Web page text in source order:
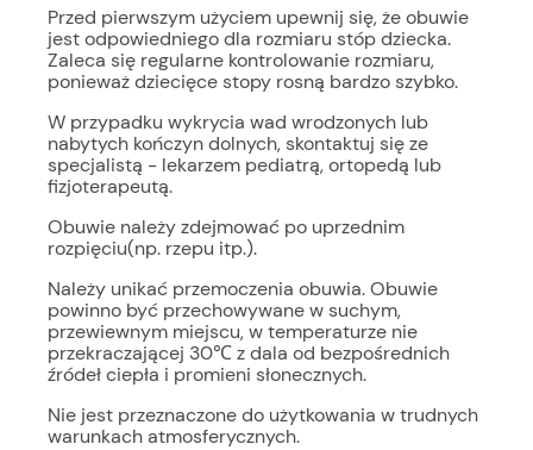
Przed pierwszym użyciem upewnij się, że obuwie
jest odpowiedniego dla rozmiaru stóp dziecka.
Zaleca się regularne kontrolowanie rozmiaru,
ponieważ dziecięce stopy rosną bardzo szybko.
W przypadku wykrycia wad wrodzonych lub
nabytych kończyn dolnych, skontaktuj się ze
specjalistą - lekarzem pediatrą, ortopedą lub
fizjoterapeutą.
Obuwie należy zdejmować po uprzednim
rozpięciu(np. rzepu itp.).
Należy unikać przemoczenia obuwia. Obuwie
powinno być przechowywane w suchym,
przewiewnym miejscu, w temperaturze nie
przekraczającej 30℃ z dala od bezpośrednich
źródeł ciepła i promieni słonecznych.
Nie jest przeznaczone do użytkowania w trudnych
warunkach atmosferycznych.